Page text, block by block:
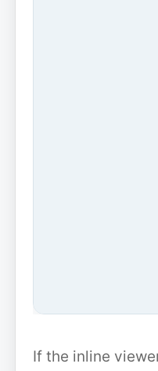
If the inline